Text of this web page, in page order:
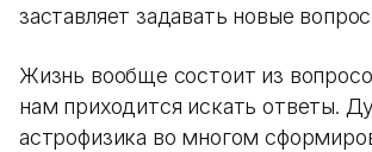
заставляет задавать новые
Жизнь вообще состоит из
нам приходится искать ответы.
астрофизика во многом